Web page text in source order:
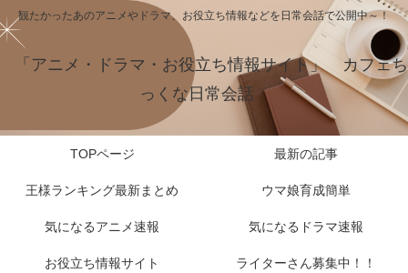
観たかったあのアニメやドラマ、お役立ち情報などを日常会話で公開中～！
「アニメ・ドラマ・お役立ち情報サイト」 カフェち
っくな日常会話
TOPページ 最新の記事
王様ランキング最新まとめ ウマ娘育成簡単
気になるアニメ速報 気になるドラマ速報
お役立ち情報サイト ライターさん募集中！！